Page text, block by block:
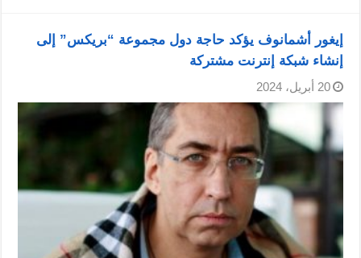
إيغور أشمانوف يؤكد حاجة دول مجموعة “بريكس” إلى
إنشاء شبكة إنترنت مشتركة
20 أبريل، 2024